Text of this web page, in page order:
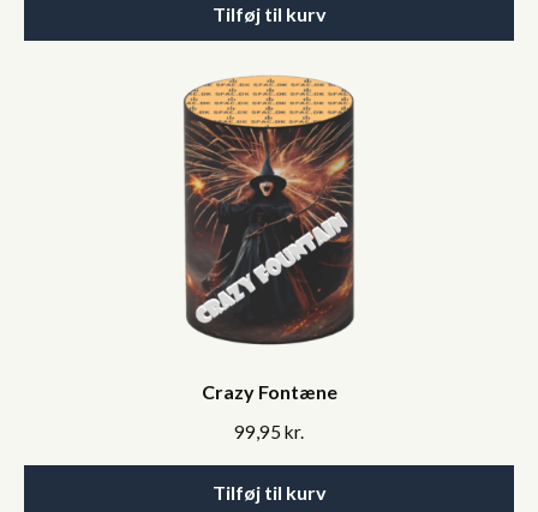
Tilføj til kurv
Crazy Fontæne
99,95 kr.
Tilføj til kurv